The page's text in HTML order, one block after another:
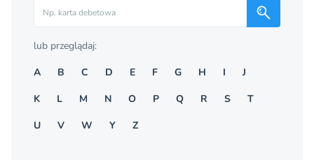
lub przeglądaj:
A
B C D E F G H I
J
K
L M N O P Q R S
T
U
V W Y Z